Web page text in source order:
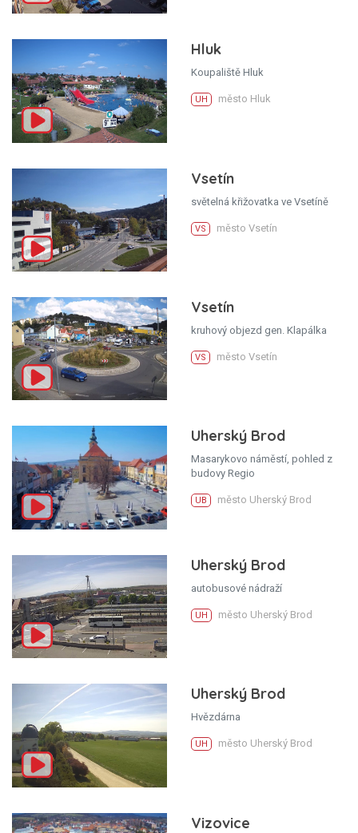
Hluk
Koupaliště Hluk
UH město Hluk
Vsetín
světelná křižovatka ve Vsetíně
VS město Vsetín
Vsetín
kruhový objezd gen. Klapálka
VS město Vsetín
Uherský Brod
Masarykovo náměstí, pohled z
budovy Regio
UB město Uherský Brod
Uherský Brod
autobusové nádraží
UH město Uherský Brod
Uherský Brod
Hvězdárna
UH město Uherský Brod
Vizovice